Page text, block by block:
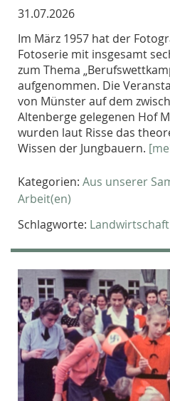
31.07.2026
Im März 1957 hat der
Fotoserie mit insgesamt
zum Thema
aufgenommen. Die
von Münster auf dem
Altenberge gelegenen Hof
wurden laut Risse das
Wissen der Jungbauern.
Kategorien: Aus unserer
Arbeit(en)
Schlagworte: Landwirtschaft